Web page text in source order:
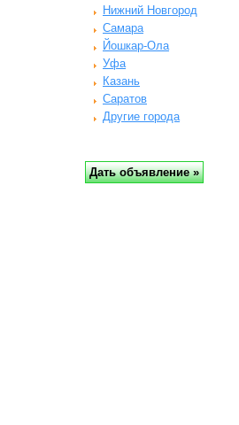
Нижний Новгород
Самара
Йошкар-Ола
Уфа
Казань
Саратов
Другие города